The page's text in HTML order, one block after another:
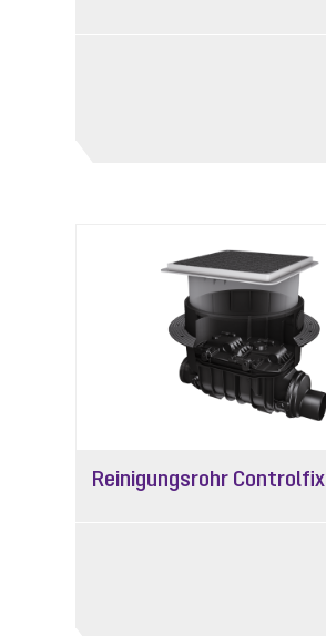
Reinigungsrohr Controlfix